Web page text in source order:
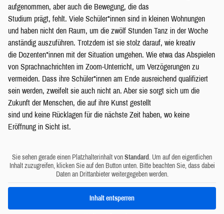
aufgenommen, aber auch die Bewegung, die das
Studium prägt, fehlt. Viele Schüler*innen sind in kleinen Wohnungen
und haben nicht den Raum, um die zwölf Stunden Tanz in der Woche
anständig auszuführen. Trotzdem ist sie stolz darauf, wie kreativ
die Dozenten*innen mit der Situation umgehen. Wie etwa das Abspielen
von Sprachnachrichten im Zoom-Unterricht, um Verzögerungen zu
vermeiden. Dass ihre Schüler*innen am Ende ausreichend qualifiziert
sein werden, zweifelt sie auch nicht an. Aber sie sorgt sich um die
Zukunft der Menschen, die auf ihre Kunst gestellt
sind und keine Rücklagen für die nächste Zeit haben, wo keine
Eröffnung in Sicht ist.
Sie sehen gerade einen Platzhalterinhalt von Standard . Um auf den eigentlichen
Inhalt zuzugreifen, klicken Sie auf den Button unten. Bitte beachten Sie, dass dabei
Daten an Drittanbieter weitergegeben werden.
Inhalt entsperren